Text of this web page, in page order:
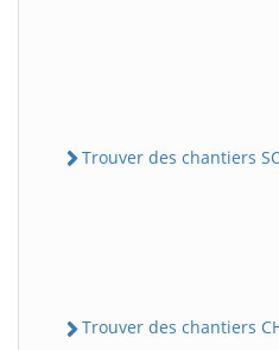
Trouver des chantiers
Trouver des chantiers